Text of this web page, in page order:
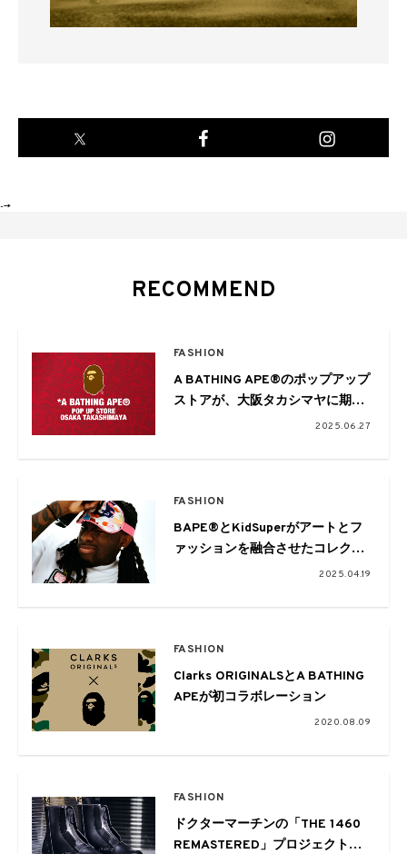
-->
RECOMMEND
FASHION
A BATHING APE®︎のポップアップ
ストアが、大阪タカシマヤに期間
限定オープン。限定Tシャツの販
2025.06.27
FASHION
BAPE®とKidSuperがアートとフ
ァッションを融合させたコレクシ
2025.04.19
FASHION
Clarks ORIGINALSとA BATHING
APEが初コラボレーション
2020.08.09
FASHION
ドクターマーチンの「THE 1460
REMASTERED」プロジェクト。